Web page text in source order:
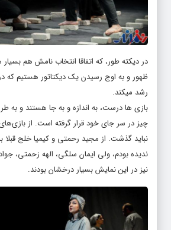
در دیکته طور، که اتفاقا انتخاب نامش هم
ظهور و به اوج رسیدن یک دیکتاتور هستیم که
رشد میکند.
بازی ها درست، به اندازه و به جا هستند و به
چیز در سر جای خود قرار گرفته است. از
نباید گذشت. از مجید رحمتی و کیمیا خلج
ندیده بودم، ولی ایمان سلگی، الهه زحمتی،
نیز در این نمایش بسیار درخشان بودند.